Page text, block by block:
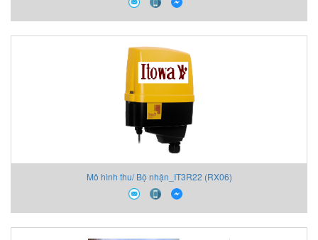
Mô hình thu/ Bộ nhận_IT3R22 (RX06)